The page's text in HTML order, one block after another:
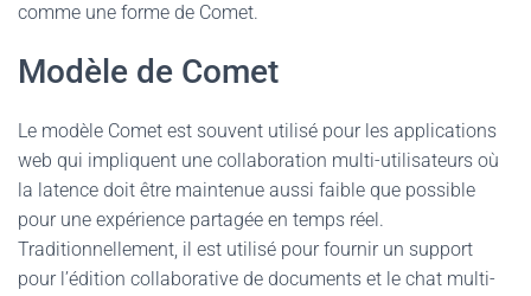
comme une forme de Comet.
Modèle de Comet
Le modèle Comet est souvent utilisé pour les applications
web qui impliquent une collaboration multi-utilisateurs où
la latence doit être maintenue aussi faible que possible
pour une expérience partagée en temps réel.
Traditionnellement, il est utilisé pour fournir un support
pour l’édition collaborative de documents et le chat multi-